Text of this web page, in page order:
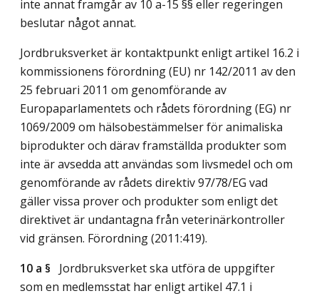
inte annat framgår av 10 a-15 §§ eller regeringen
beslutar något annat.
Jordbruksverket är kontaktpunkt enligt artikel 16.2 i
kommissionens förordning (EU) nr 142/2011 av den
25 februari 2011 om genomförande av
Europaparlamentets och rådets förordning (EG) nr
1069/2009 om hälsobestämmelser för animaliska
biprodukter och därav framställda produkter som
inte är avsedda att användas som livsmedel och om
genomförande av rådets direktiv 97/78/EG vad
gäller vissa prover och produkter som enligt det
direktivet är undantagna från veterinärkontroller
vid gränsen. Förordning (2011:419).
10 a § Jordbruksverket ska utföra de uppgifter
som en medlemsstat har enligt artikel 47.1 i